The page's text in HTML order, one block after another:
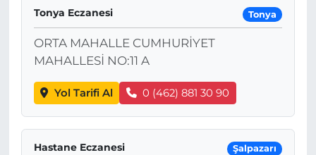
Tonya Eczanesi Tonya
ORTA MAHALLE CUMHURİYET
MAHALLESİ NO:11 A
Yol Tarifi Al 0 (462) 881 30 90
Hastane Eczanesi Şalpazarı